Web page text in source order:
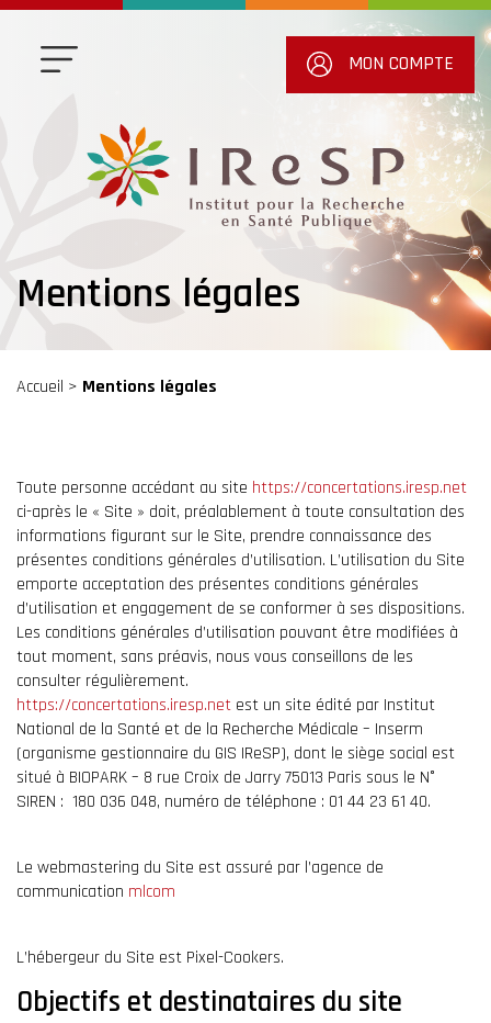
MON COMPTE
Mentions légales
Accueil > Mentions légales
Toute personne accédant au site https://concertations.iresp.net
ci-après le « Site » doit, préalablement à toute consultation des
informations figurant sur le Site, prendre connaissance des
présentes conditions générales d’utilisation. L’utilisation du Site
emporte acceptation des présentes conditions générales
d’utilisation et engagement de se conformer à ses dispositions.
Les conditions générales d’utilisation pouvant être modifiées à
tout moment, sans préavis, nous vous conseillons de les
consulter régulièrement.
https://concertations.iresp.net est un site édité par Institut
National de la Santé et de la Recherche Médicale – Inserm
(organisme gestionnaire du GIS IReSP), dont le siège social est
situé à BIOPARK – 8 rue Croix de Jarry 75013 Paris sous le N°
SIREN : 180 036 048, numéro de téléphone : 01 44 23 61 40.
Le webmastering du Site est assuré par l’agence de
communication mlcom
L’hébergeur du Site est Pixel-Cookers.
Objectifs et destinataires du site